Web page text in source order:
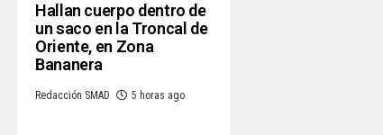
Hallan cuerpo dentro de
un saco en la Troncal de
Oriente, en Zona
Bananera
Redacción SMAD 5 horas ago